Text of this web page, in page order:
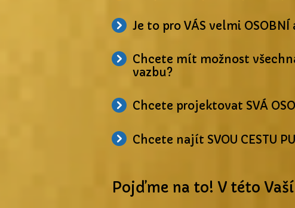
Je to pro VÁS velmi
Chcete mít možnost
vazbu?
Chcete projektovat SVÁ
Chcete najít SVOU CESTU
Pojďme na to! V této